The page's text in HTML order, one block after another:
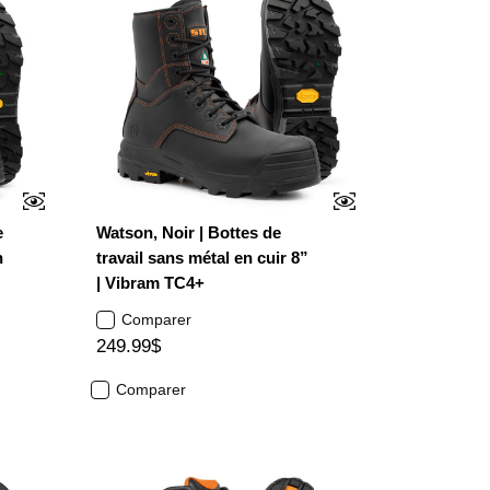
Watson, Noir | Bottes de
travail sans métal en cuir 8”
| Vibram TC4+
Comparer
249.99$
Comparer